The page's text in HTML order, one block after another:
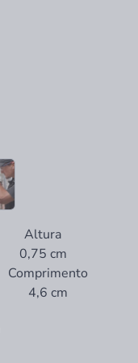
Altura
0,75 cm
Comprimento
4,6 cm